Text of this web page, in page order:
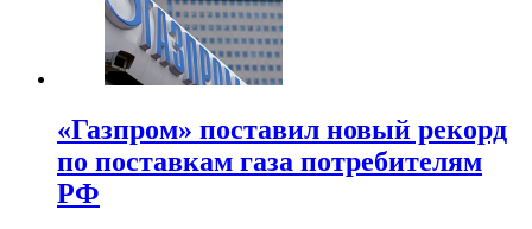
«Газпром» поставил новый рекорд
по поставкам газа потребителям
РФ